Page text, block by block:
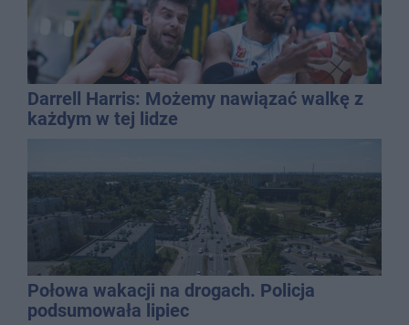
Darrell Harris: Możemy nawiązać walkę z
każdym w tej lidze
Połowa wakacji na drogach. Policja
podsumowała lipiec